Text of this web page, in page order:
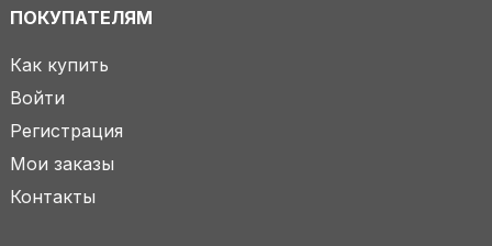
ПОКУПАТЕЛЯМ
Как купить
Войти
Регистрация
Мои заказы
Контакты